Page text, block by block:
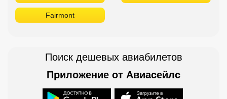
Fairmont
Поиск дешевых авиабилетов
Приложение от Авиасейлс